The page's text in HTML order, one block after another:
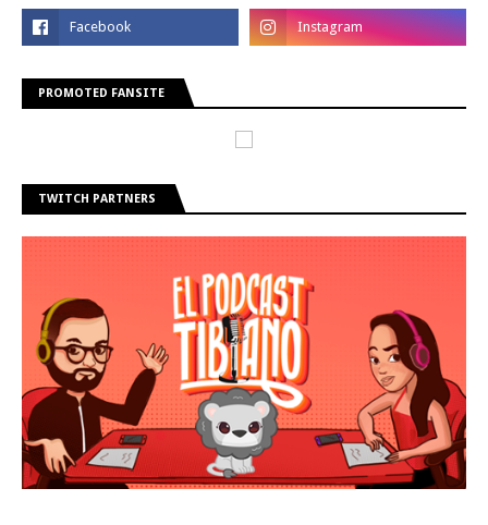
PROMOTED FANSITE
TWITCH PARTNERS